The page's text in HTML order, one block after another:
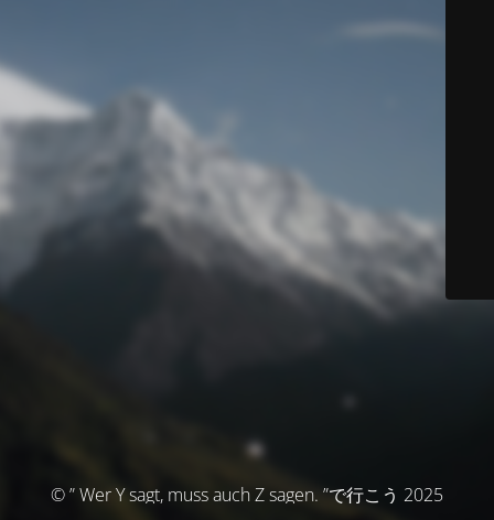
© ” Wer Y sagt, muss auch Z sagen. ”で行こう 2025